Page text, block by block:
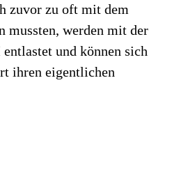
zuvor zu oft mit dem
mussten, werden mit der
und können sich
ihren eigentlichen